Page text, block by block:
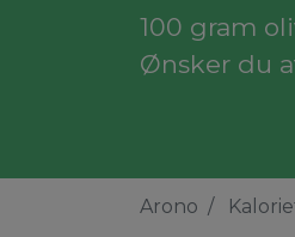
100 gram
Ønsker du
Arono